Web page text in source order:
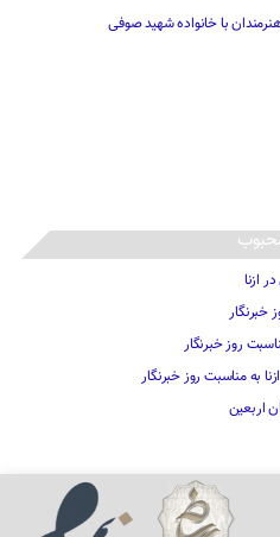
با خانواده شهید صوفی
ازنا
خبرنگار
روز خبرنگار
به مناسبت روز خبرنگار
اربعین